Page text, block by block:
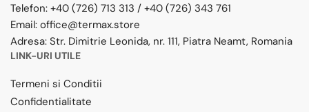
Telefon: +40 (726) 713 313 / +40 (726) 343 761
Email: office@termax.store
Adresa: Str. Dimitrie Leonida, nr. 111, Piatra Neamt, Romania
LINK-URI UTILE
Termeni si Conditii
Confidentialitate